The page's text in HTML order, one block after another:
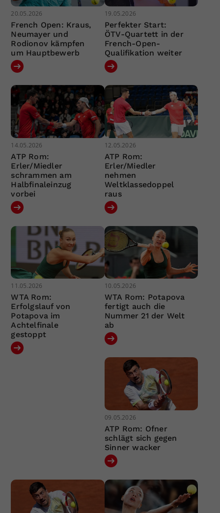
20.05.2026
French Open: Kraus,
Neumayer und
Rodionov kämpfen
um Hauptbewerb
19.05.2026
Perfekter Start:
ÖTV-Quartett in der
French-Open-
Qualifikation weiter
14.05.2026
ATP Rom:
Erler/Miedler
schrammen am
Halbfinaleinzug
vorbei
12.05.2026
ATP Rom:
Erler/Miedler
nehmen
Weltklassedoppel
raus
11.05.2026
WTA Rom:
Erfolgslauf von
Potapova im
Achtelfinale
gestoppt
10.05.2026
WTA Rom: Potapova
fertigt auch die
Nummer 21 der Welt
ab
09.05.2026
ATP Rom: Ofner
schlägt sich gegen
Sinner wacker